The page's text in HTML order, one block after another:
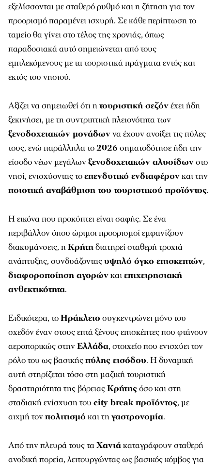
εξελίσσονται με σταθερό ρυθμό και η ζήτηση για τον
προορισμό παραμένει ισχυρή. Σε κάθε περίπτωση το
ταμείο θα γίνει στο τέλος της χρονιάς, όπως
παραδοσιακά αυτό σημειώνεται από τους
εμπλεκόμενους με τα τουριστικά πράγματα εντός και
εκτός του νησιού.
Αξίζει να σημειωθεί ότι ητουριστική σεζόνέχει ήδη
ξεκινήσει, με τη συντριπτική πλειονότητα των
ξενοδοχειακών μονάδωννα έχουν ανοίξει τις πύλες
τους, ενώ παράλληλα το2026 σηματοδότησε ήδη την
είσοδο νέων μεγάλωνξενοδοχειακών αλυσίδωνστο
νησί, ενισχύοντας τοεπενδυτικό ενδιαφέρονκαι την
ποιοτική αναβάθμιση του τουριστικού προϊόντος.
Η εικόνα που προκύπτει είναι σαφής. Σε ένα
περιβάλλον όπου ώριμοι προορισμοί εμφανίζουν
διακυμάνσεις, ηΚρήτηδιατηρεί σταθερή τροχιά
ανάπτυξης, συνδυάζονταςυψηλό όγκο επισκεπτών,
διαφοροποίηση αγορώνκαιεπιχειρησιακή
ανθεκτικότητα.
Ειδικότερα, τοΗράκλειο συγκεντρώνει μόνο του
σχεδόν έναν στους επτά ξένους επισκέπτες που φτάνουν
αεροπορικώς στηνΕλλάδα, στοιχείο που ενισχύει τον
ρόλο του ως βασικήςπύλης εισόδου. Η δυναμική
αυτή στηρίζεται τόσο στη μαζική τουριστική
δραστηριότητα της βόρειαςΚρήτηςόσο και στη
σταδιακή ενίσχυση του city break προϊόντος, με
αιχμή τονπολιτισμό και τηγαστρονομία.
Από την πλευρά τους ταΧανιάκαταγράφουν σταθερή
ανοδική πορεία, λειτουργώντας ως βασικός κόμβος για